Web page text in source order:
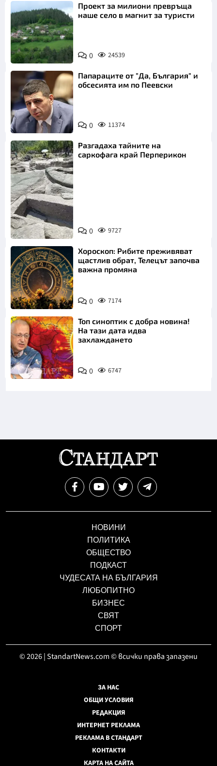
Проект за милиони превръща
наше село в магнит за туристи
0 24539
Папараците от "Да, България" и
обсесията им по Пеевски
0 11374
Снимка:
Bulgaria ON
AIR
Разгадаха тайните на
саркофага край Перперикон
0 9727
Хороскоп: Рибите преживяват
щастлив обрат, Телецът започва
важна промяна
0 7174
Топ синоптик с добра новина!
На тази дата идва
захлаждането
0 6747
НОВИНИ
ПОЛИТИКА
ОБЩЕСТВО
ПОДКАСТ
ЧУДЕСАТА НА БЪЛГАРИЯ
ЛЮБОПИТНО
БИЗНЕС
СВЯТ
СПОРТ
© 2026 | StandartNews.com © всички права запазени
ЗА НАС
ОБЩИ УСЛОВИЯ
РЕДАКЦИЯ
ИНТЕРНЕТ РЕКЛАМА
РЕКЛАМА В СТАНДАРТ
КОНТАКТИ
КАРТА НА САЙТА